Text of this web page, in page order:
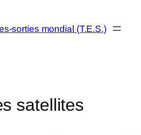
sorties mondial (T.E.S.)
satellites